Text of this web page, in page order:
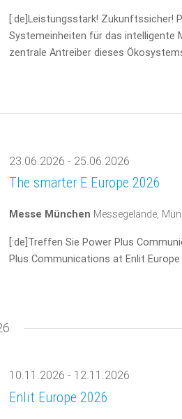
[:de]Leistungsstark! Zukunftssicher!
Systemeinheiten für das intelligente
zentrale Antreiber dieses
23.06.2026 - 25.06.2026
The smarter E Europe 2026
Messe München Messegelände,
[:de]Treffen Sie Power Plus
Plus Communications at Enlit Europe
10.11.2026 - 12.11.2026
Enlit Europe 2026